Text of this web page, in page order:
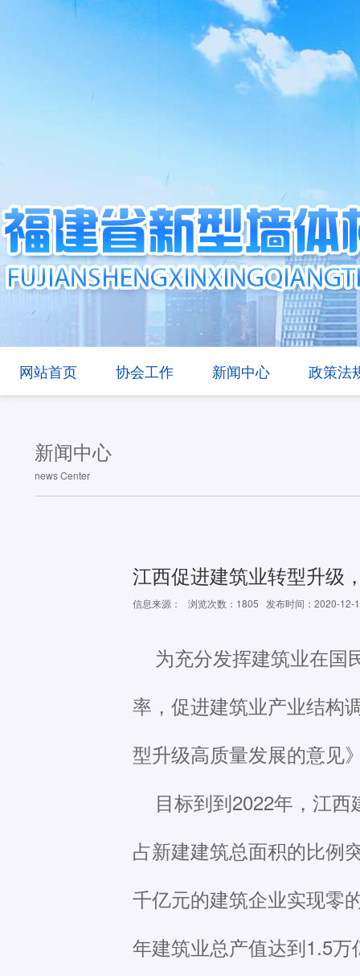
网站首页 协会工作 新闻中心 政策法
新闻中心
news Center
江西促进建筑业转型升级
信息来源： 浏览次数：1805 发布时间：2020-12-
为充分发挥建筑业在国
率，促进建筑业产业结构
型升级高质量发展的意见
目标到到2022年，江
占新建建筑总面积的比例
千亿元的建筑企业实现零
年建筑业总产值达到1.5